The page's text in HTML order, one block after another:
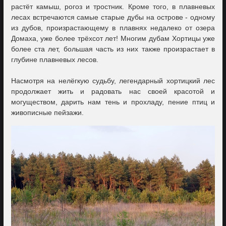
растёт камыш, рогоз и тростник. Кроме того, в плавневых
лесах встречаются самые старые дубы на острове - одному
из дубов, произрастающему в плавнях недалеко от озера
Домаха, уже более трёхсот лет! Многим дубам Хортицы уже
более ста лет, большая часть из них также произрастает в
глубине плавневых лесов.
Насмотря на нелёгкую судьбу, легендарный хортицкий лес
продолжает жить и радовать нас своей красотой и
могуществом, дарить нам тень и прохладу, пение птиц и
живописные пейзажи.